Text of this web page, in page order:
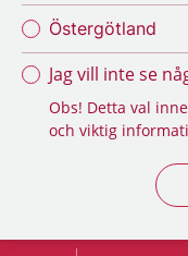
Östergötland
Jag vill inte se
Obs! Detta val
och viktig